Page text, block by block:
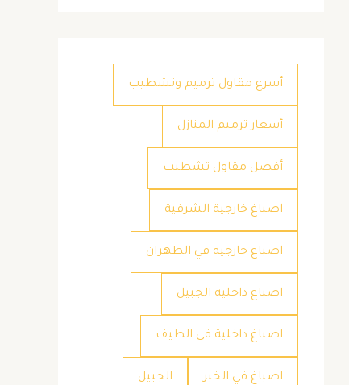
أسرع مقاول ترميم وتشطيب
أسعار ترميم المنازل
أفضل مقاول تشطيب
اصباغ خارجية الشرقية
اصباغ خارجية في الظهران
اصباغ داخلية الجبيل
اصباغ داخلية في الطيف
اصباغ في الخبر الجبيل